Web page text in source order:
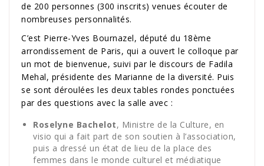
de 200 personnes (300 inscrits) venues écouter de
nombreuses personnalités.
C’est Pierre-Yves Bournazel, député du 18ème
arrondissement de Paris, qui a ouvert le colloque par
un mot de bienvenue, suivi par le discours de Fadila
Mehal, présidente des Marianne de la diversité. Puis
se sont déroulées les deux tables rondes ponctuées
par des questions avec la salle avec :
Roselyne Bachelot, Ministre de la Culture, en
visio qui a fait part de son soutien à l’association,
puis a dressé un état de lieu de la place des
femmes dans le monde culturel et médiatique